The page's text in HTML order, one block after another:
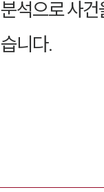
분석으로 사
습니다.